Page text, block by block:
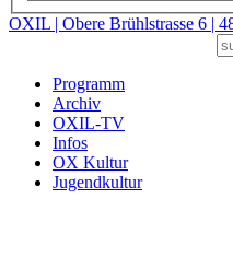
OXIL | Obere Brühlstrasse 6 |
Programm
Archiv
OXIL-TV
Infos
OX Kultur
Jugendkultur